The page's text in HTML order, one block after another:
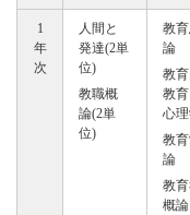
1
年
次
人間と
発達(2単
位)
教職概
論(2単
位)
教
論
教
教
心
教
論
教
概論